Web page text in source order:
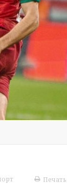
Печать